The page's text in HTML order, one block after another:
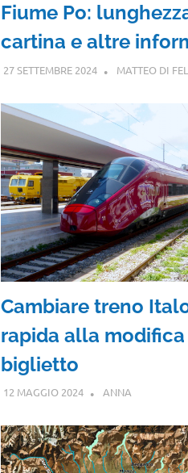
Fiume Po:
cartina e altre
27 SETTEMBRE 2024 MATTEO DI
Cambiare treno
rapida alla
biglietto
12 MAGGIO 2024 ANNA